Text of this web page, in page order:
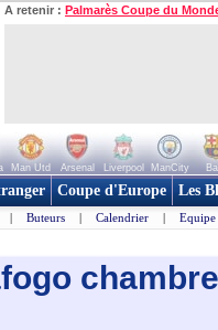
A retenir : Palmarès Coupe du
Man Utd Arsenal Liverpool ManCity
Coupe d'Europe Les
| Buteurs | Calendrier | Equipe